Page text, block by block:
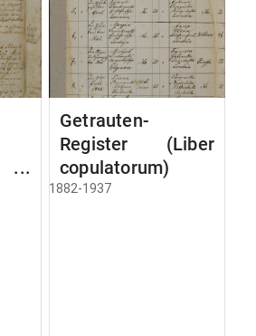
Getrauten-
Register (Liber
copulatorum)
1882-1937